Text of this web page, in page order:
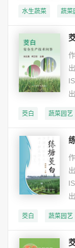
水生蔬菜 蔬菜
茭白 蔬菜园艺
茭白 蔬菜园艺